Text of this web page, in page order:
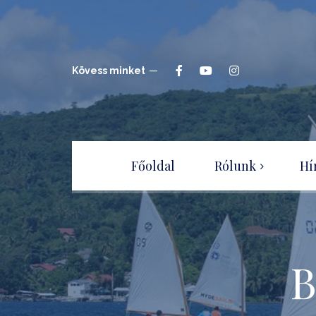
Kövess minket
Főoldal Rólunk
Hajóépítők Sportegyesület
Csatlakozz a
Sportegyesülethez!
Adatvédelmi irányelvek –
tájékoztató